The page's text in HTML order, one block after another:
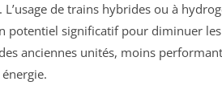
de trains hybrides ou à
significatif pour diminuer les
anciennes unités, moins